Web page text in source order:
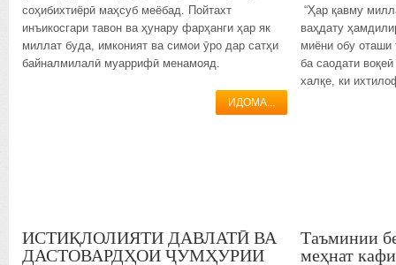
соҳибихтиёрӣ маҳсуб меёбад. Пойтахт
инъикосгари тавон ва ҳунару фарҳанги ҳар як
миллат буда, имконият ва симои ӯро дар сатҳи
байналмилалӣ муаррифӣ менамояд.
ИДОМА...
“Ҳар қавму
ваҳдату
миёни обу оташи
ба саодати
халқе, ки
ИСТИҚЛОЛИЯТИ ДАВЛАТӢ ВА
ДАСТОВАРДҲОИ ҶУМҲУРИИ
Таъминии
меҳнат